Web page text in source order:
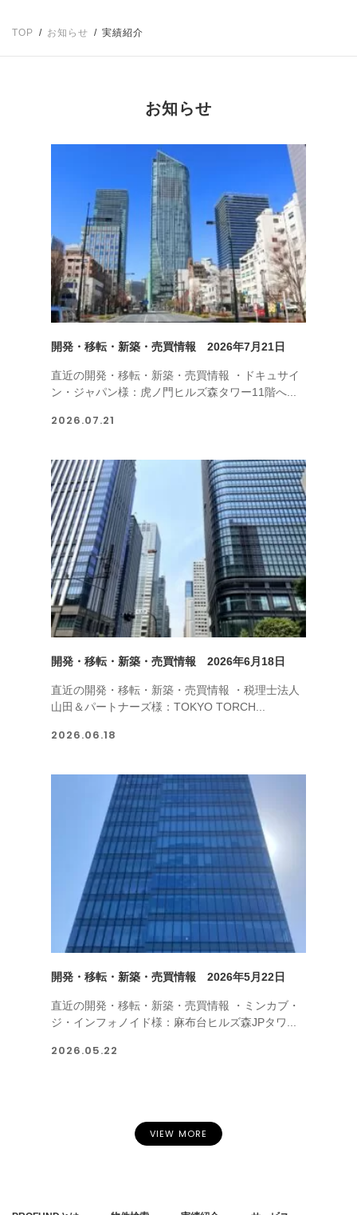
TOP お知らせ 実績紹介
お知らせ
開発・移転・新築・売買情報 2026年7月21日
直近の開発・移転・新築・売買情報 ・ドキュサイ
ン・ジャパン様：虎ノ門ヒルズ森タワー11階へ...
2026.07.21
開発・移転・新築・売買情報 2026年6月18日
直近の開発・移転・新築・売買情報 ・税理士法人
山田＆パートナーズ様：TOKYO TORCH...
2026.06.18
開発・移転・新築・売買情報 2026年5月22日
直近の開発・移転・新築・売買情報 ・ミンカブ・
ジ・インフォノイド様：麻布台ヒルズ森JPタワ...
2026.05.22
VIEW MORE